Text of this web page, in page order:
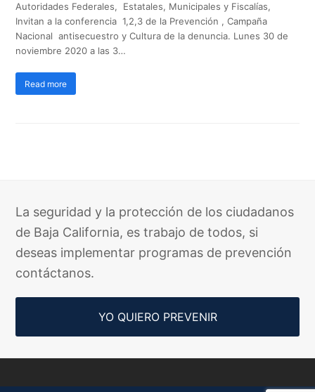
Autoridades Federales, Estatales, Municipales y Fiscalías,
Invitan a la conferencia 1,2,3 de la Prevención , Campaña
Nacional antisecuestro y Cultura de la denuncia. Lunes 30 de
noviembre 2020 a las 3…
Read more
La seguridad y la protección de los ciudadanos
de Baja California, es trabajo de todos, si
deseas implementar programas de prevención
contáctanos.
YO QUIERO PREVENIR